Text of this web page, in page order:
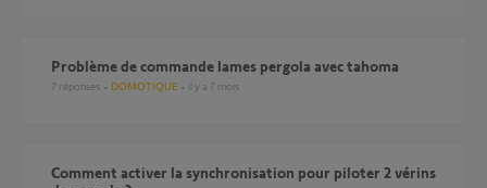
Problème de commande lames pergola avec tahoma
7 réponses DOMOTIQUE il y a 7 mois
Comment activer la synchronisation pour piloter 2 vérins